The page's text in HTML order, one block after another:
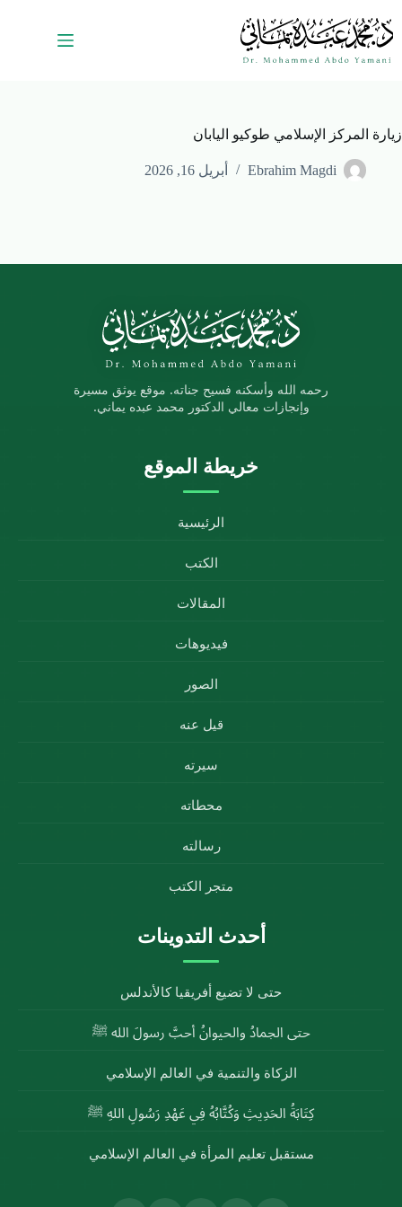
زيارة المركز الإسلامي طوكيو اليابان
Ebrahim Magdi أبريل 16, 2026
رحمه الله وأسكنه فسيح جناته. موقع يوثق مسيرة
وإنجازات معالي الدكتور محمد عبده يماني.
خريطة الموقع
الرئيسية
الكتب
المقالات
فيديوهات
الصور
قيل عنه
سيرته
محطاته
رسالته
متجر الكتب
أحدث التدوينات
حتى لا تضيع أفريقيا كالأندلس
حتى الجمادُ والحيوانُ أحبَّ رسولَ الله ﷺ
الزكاة والتنمية في العالم الإسلامي
كِتَابَةُ الحَدِيثِ وَكُتَّابُهُ فِي عَهْدِ رَسُولِ اللهِ ﷺ
مستقبل تعليم المرأة في العالم الإسلامي